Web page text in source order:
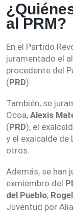
al PRM?
En el Partido
juramentado el
procedente del
(PRD).
También, se
Ocoa, Alexis
(PRD), el
y el exalcalde de
otros.
Además, se han
exmiembro del
del Pueblo;
Juventud por